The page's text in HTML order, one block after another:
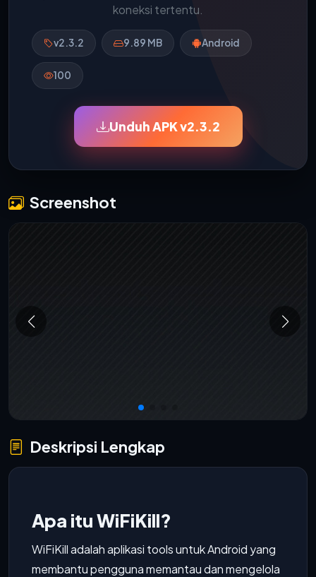
koneksi tertentu.
v2.3.2 9.89 MB Android
100
Unduh APK v2.3.2
Screenshot
Deskripsi Lengkap
Apa itu WiFiKill?
WiFiKill adalah aplikasi tools untuk Android yang
membantu pengguna memantau dan mengelola